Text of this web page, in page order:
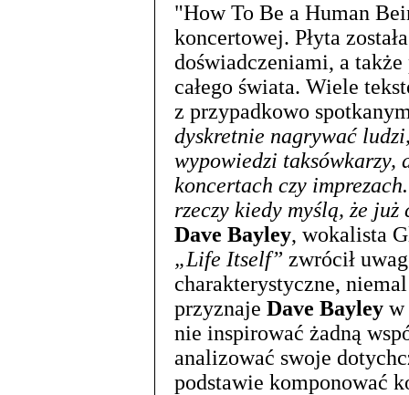
"How To Be a Human
koncertowej. Płyta
doświadczeniami, a
całego świata. Wiele
z przypadkowo
dyskretnie nagrywać
wypowiedzi taksówkarzy,
koncertach czy
rzeczy kiedy myślą, że
Dave Bayley, wokalista
„Life Itself” zwrócił
charakterystyczne,
przyznaje Dave Bayley w
nie inspirować żadną
analizować swoje
podstawie komponować